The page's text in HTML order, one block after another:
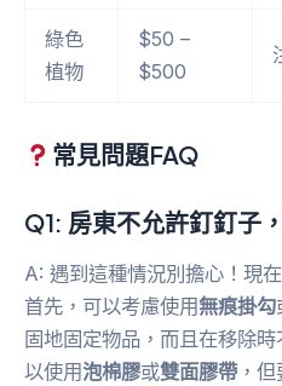
綠色
植物
$50 –
$500
常見問題FAQ
Q1: 房東不允許釘釘子
A: 遇到這種情況別擔心！現
首先，可以考慮使用無痕掛勾
固地固定物品，而且在移除
以使用泡棉膠或雙面膠帶 ，